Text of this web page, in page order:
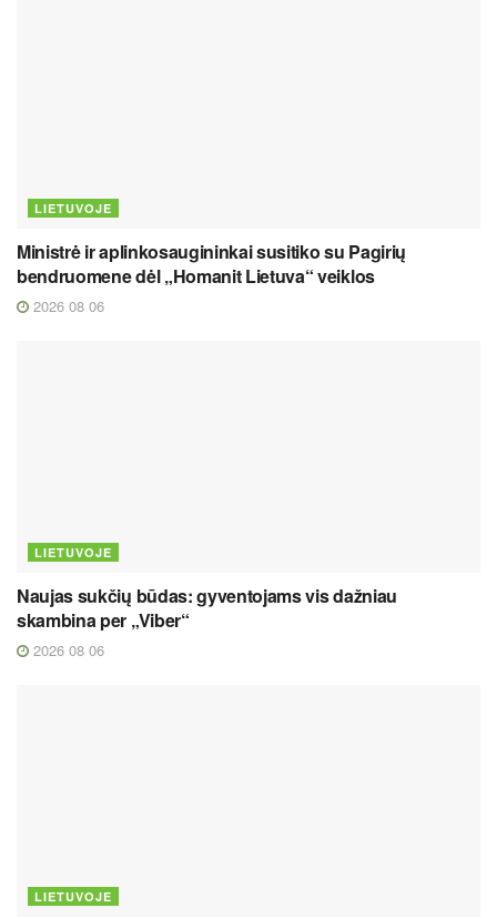
LIETUVOJE
Ministrė ir aplinkosaugininkai susitiko su Pagirių
bendruomene dėl „Homanit Lietuva“ veiklos
2026 08 06
LIETUVOJE
Naujas sukčių būdas: gyventojams vis dažniau
skambina per „Viber“
2026 08 06
LIETUVOJE